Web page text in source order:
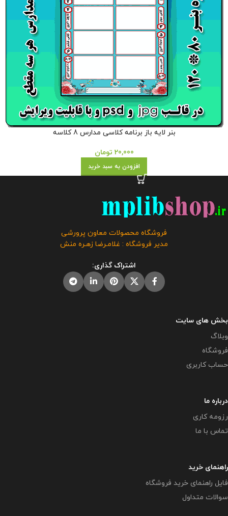
بنر لایه باز برنامه کلاسی مدارس 8 کلاسه
20,000 تومان
افزودن به سبد خرید
فروشگاه محصولات معاون پرورشی
مدیر فروشگاه : غلامـرضا زهـره منش
اشتراک گذاری:
بخش های سایت
وبلاگ
فروشگاه
حساب کاربری
درباره ما
رزومه کاری
تماس با ما
راهنمای خرید
فایل راهنمای خرید فروشگاه
سوالات متداول